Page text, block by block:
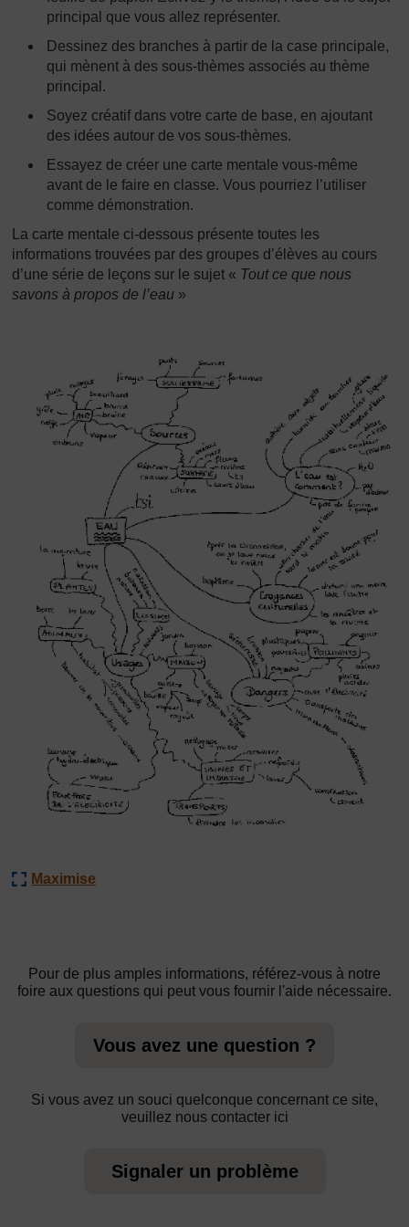
principal que vous allez représenter.
Dessinez des branches à partir de la case principale,
qui mènent à des sous-thèmes associés au thème
principal.
Soyez créatif dans votre carte de base, en ajoutant
des idées autour de vos sous-thèmes.
Essayez de créer une carte mentale vous-même
avant de le faire en classe. Vous pourriez l’utiliser
comme démonstration.
La carte mentale ci-dessous présente toutes les
informations trouvées par des groupes d’élèves au cours
d’une série de leçons sur le sujet « Tout ce que nous
savons à propos de l’eau »
Maximise
Pour de plus amples informations, référez-vous à notre
foire aux questions qui peut vous fournir l'aide nécessaire.
Vous avez une question ?
Si vous avez un souci quelconque concernant ce site,
veuillez nous contacter ici
Signaler un problème